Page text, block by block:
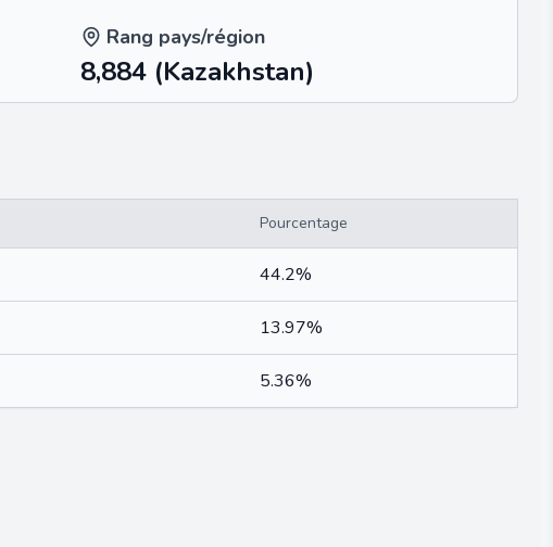
Rang pays/région
8,884 (Kazakhstan)
Pourcentage
44.2%
13.97%
5.36%